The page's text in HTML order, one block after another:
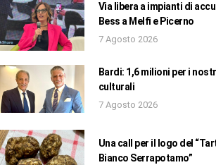
Via libera a impianti di
Bess a Melfi e Picerno
7 Agosto 2026
Bardi: 1,6 milioni per i
culturali
7 Agosto 2026
Una call per il logo del
Bianco Serrapotamo”